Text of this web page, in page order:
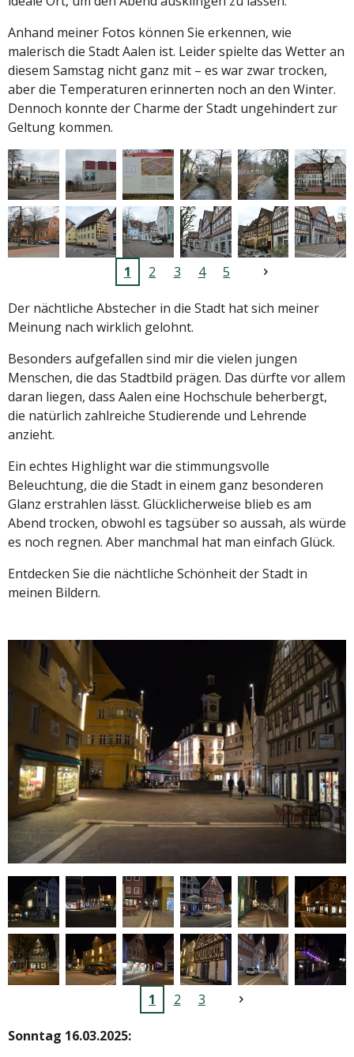
Anhand meiner Fotos können Sie erkennen, wie
malerisch die Stadt Aalen ist. Leider spielte das Wetter an
diesem Samstag nicht ganz mit – es war zwar trocken,
aber die Temperaturen erinnerten noch an den Winter.
Dennoch konnte der Charme der Stadt ungehindert zur
Geltung kommen.
1 2 3 4 5
Der nächtliche Abstecher in die Stadt hat sich meiner
Meinung nach wirklich gelohnt.
Besonders aufgefallen sind mir die vielen jungen
Menschen, die das Stadtbild prägen. Das dürfte vor allem
daran liegen, dass Aalen eine Hochschule beherbergt,
die natürlich zahlreiche Studierende und Lehrende
anzieht.
Ein echtes Highlight war die stimmungsvolle
Beleuchtung, die die Stadt in einem ganz besonderen
Glanz erstrahlen lässt. Glücklicherweise blieb es am
Abend trocken, obwohl es tagsüber so aussah, als würde
es noch regnen. Aber manchmal hat man einfach Glück.
Entdecken Sie die nächtliche Schönheit der Stadt in
meinen Bildern.
1 2 3
Sonntag 16.03.2025: